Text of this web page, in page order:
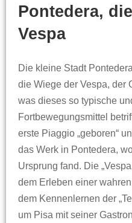
Pontedera,
Vespa
Die kleine Stadt
die Wiege der Vespa, der
was dieses so typische
Fortbewegungsmittel
erste Piaggio „geboren“
das Werk in Pontedera,
Ursprung fand. Die
dem Erleben einer
dem Kennenlernen der
um Pisa mit seiner